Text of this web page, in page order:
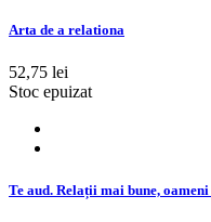
Arta de a relationa
52,75 lei
Stoc epuizat
Te aud. Relații mai bune,